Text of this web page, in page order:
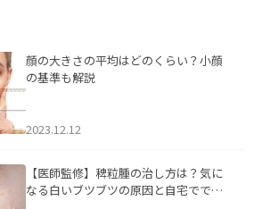
顔の大きさの平均はどのくらい？小顔
の基準も解説
2023.12.12
【医師監修】稗粒腫の治し方は？気に
なる白いブツブツの原因と自宅ででき